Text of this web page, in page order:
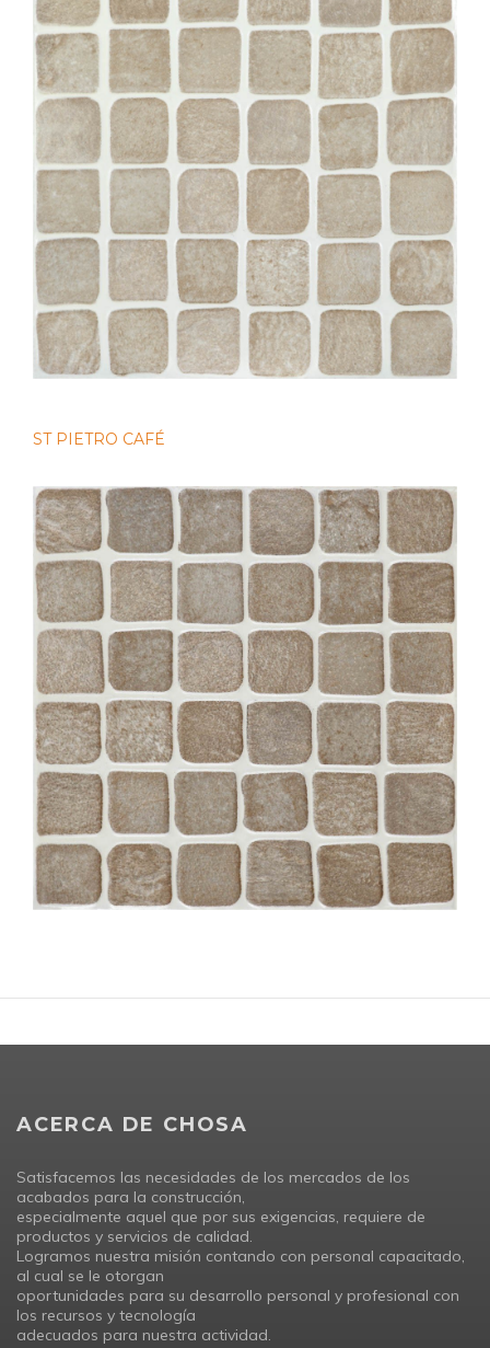
ST PIETRO CAFÉ
ACERCA DE CHOSA
Satisfacemos las necesidades de los mercados de los
acabados para la construcción,
especialmente aquel que por sus exigencias, requiere de
productos y servicios de calidad.
Logramos nuestra misión contando con personal capacitado,
al cual se le otorgan
oportunidades para su desarrollo personal y profesional con
los recursos y tecnología
adecuados para nuestra actividad.